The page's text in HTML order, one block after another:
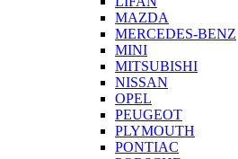
MAZDA
MERCEDES-BENZ
MINI
MITSUBISHI
NISSAN
OPEL
PEUGEOT
PLYMOUTH
PONTIAC